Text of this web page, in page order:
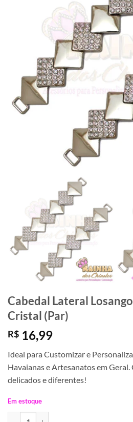
Cabedal Lateral
Cristal (Par)
R$ 16,99
Ideal para Customizar e
Havaianas e Artesanatos em
delicados e diferentes!
Em estoque